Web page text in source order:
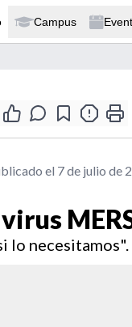
Campus
el 7 de julio de
lo necesitamos".